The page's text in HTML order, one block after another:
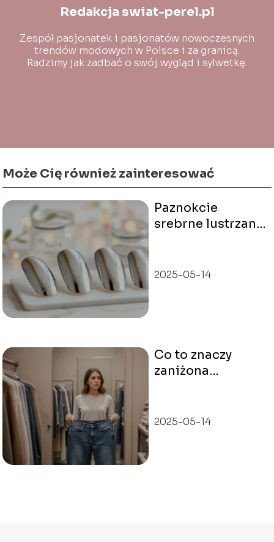
Redakcja swiat-perel.pl
Zespół pasjonatek i pasjonatów nowoczesnych
trendów modowych w Polsce i za granicą.
Radzimy jak zadbać o swój wygląd i sylwetkę.
Może Cię również zainteresować
Paznokcie
srebrne lustrzane
2025-05-14
Co to znaczy
zaniżona
2025-05-14